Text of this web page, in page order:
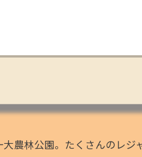
農林公園。たくさんのレジ